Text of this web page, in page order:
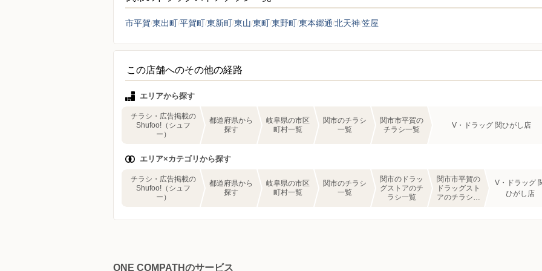
市平賀 東出町平賀町東新町東山 東町東野町東本郷通 北天神 笠屋
この店舗へのその他の経路
エリアから探す
チラシ・広告掲載の
Shufoo!（シュフ
ー）
都道府県から
探す
岐阜県の市区
町村一覧
関市のチラシ
一覧
関市市平賀の
チラシ一覧
V・ドラッグ 関ひがし店
エリア×カテゴリから探す
チラシ・広告掲載の
Shufoo!（シュフ
ー）
都道府県から
探す
岐阜県の市区
町村一覧
関市のチラシ
一覧
関市のドラッ
グストアのチ
ラシ一覧
関市市平賀の
ドラッグスト
アのチラシ一
V・ドラッグ
ひがし店
ONE COMPATHのサービス